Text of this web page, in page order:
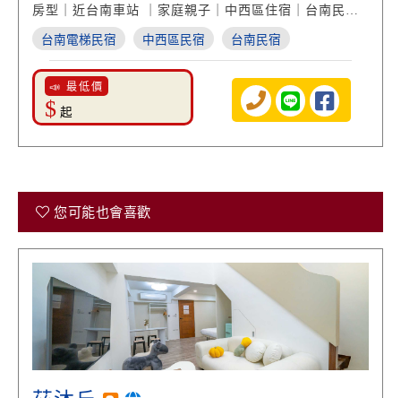
房型｜近台南車站 ｜家庭親子｜中西區住宿｜台南民宿
推薦
台南電梯民宿 中西區民宿 台南民宿
📣 最低價
$ 起
您可能也會喜歡